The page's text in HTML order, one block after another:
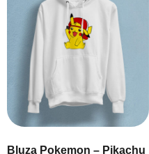
Bluza Pokemon – Pikachu